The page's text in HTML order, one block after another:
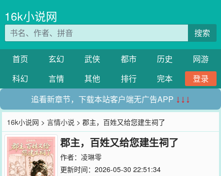
16k小说网
搜索
首页 玄幻 武侠 都市 历史
网游
科幻
言情 其他 排行 完本
登录
追看新章节，下载本站客户端无广告APP ↓↓↓
16k小说网 >言情小说 > 郡主，百姓又给您建生祠了
郡主，百姓又给您建生祠了
作者： 凌琳零
更新时间：2026-05-30 22:51:34